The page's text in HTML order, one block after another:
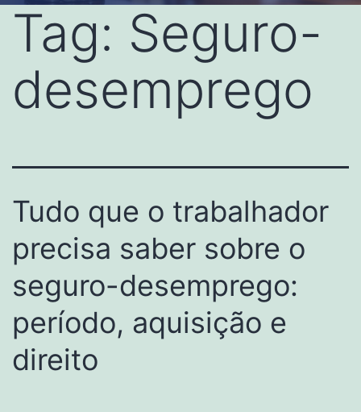
Tag: Seguro-
desemprego
Tudo que o trabalhador
precisa saber sobre o
seguro-desemprego:
período, aquisição e
direito